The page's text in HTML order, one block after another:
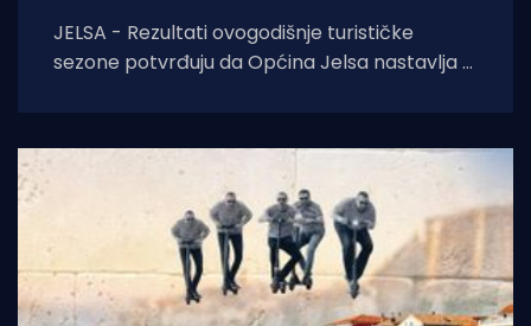
JELSA - Rezultati ovogodišnje turističke
sezone potvrđuju da Općina Jelsa nastavlja u